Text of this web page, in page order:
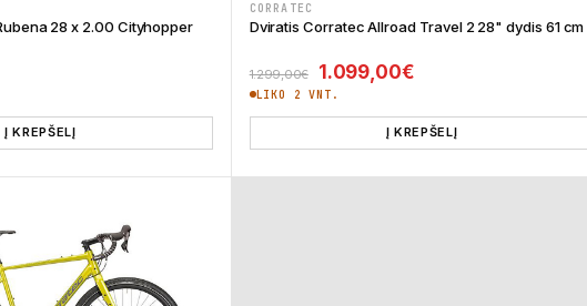
28 x 2.00 Cityhopper
was: 15,00€.
price is: 12,00€.
Į KREPŠELĮ
CORRATEC
Dviratis Corratec Allroad Travel 2 28" dydis 61 cm
1.299,00€ Original price was: 1.299,00€.
1.099,00€Current price is:
LIKO 2 VNT.
Į KREPŠELĮ